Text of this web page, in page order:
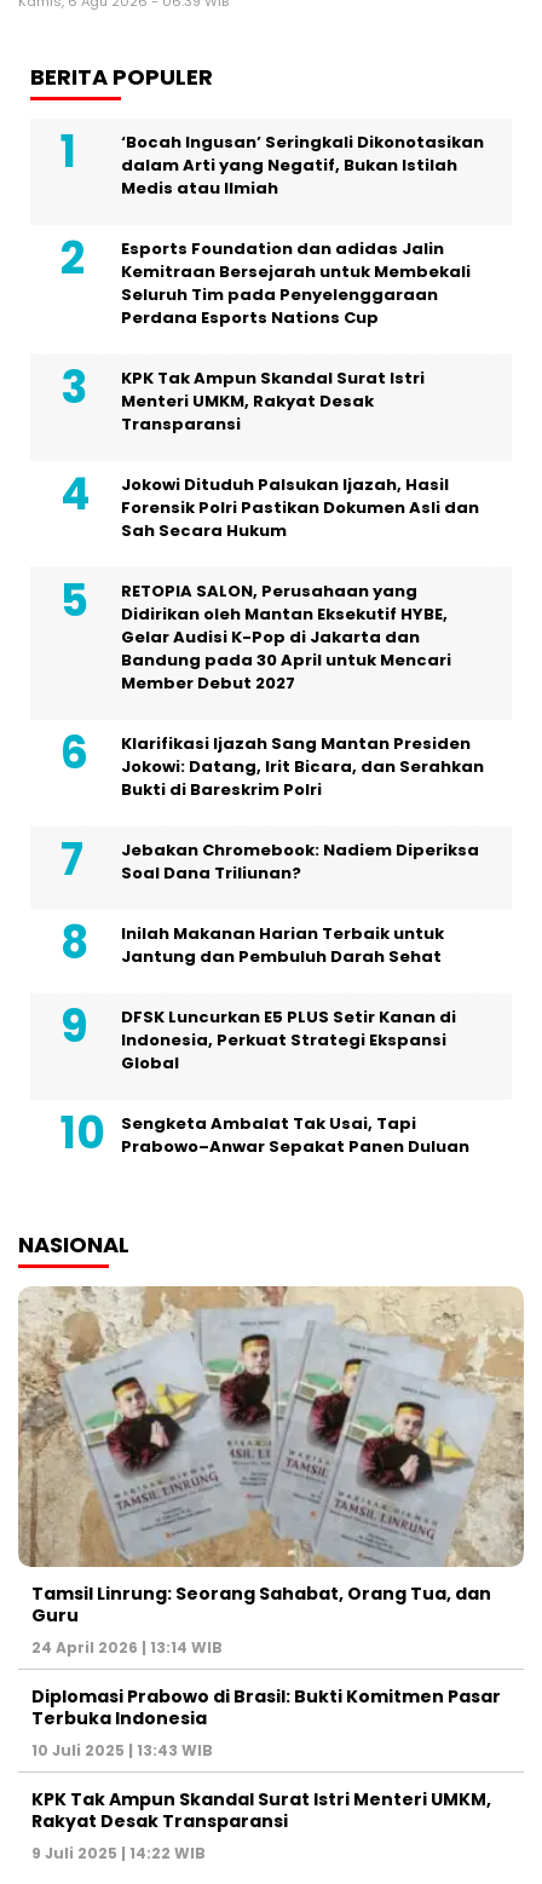
BERITA POPULER
‘Bocah Ingusan’ Seringkali Dikonotasikan
dalam Arti yang Negatif, Bukan Istilah
Medis atau Ilmiah
Esports Foundation dan adidas Jalin
Kemitraan Bersejarah untuk Membekali
Seluruh Tim pada Penyelenggaraan
Perdana Esports Nations Cup
KPK Tak Ampun Skandal Surat Istri
Menteri UMKM, Rakyat Desak
Transparansi
Jokowi Dituduh Palsukan Ijazah, Hasil
Forensik Polri Pastikan Dokumen Asli dan
Sah Secara Hukum
RETOPIA SALON, Perusahaan yang
Didirikan oleh Mantan Eksekutif HYBE,
Gelar Audisi K-Pop di Jakarta dan
Bandung pada 30 April untuk Mencari
Member Debut 2027
Klarifikasi Ijazah Sang Mantan Presiden
Jokowi: Datang, Irit Bicara, dan Serahkan
Bukti di Bareskrim Polri
Jebakan Chromebook: Nadiem Diperiksa
Soal Dana Triliunan?
Inilah Makanan Harian Terbaik untuk
Jantung dan Pembuluh Darah Sehat
DFSK Luncurkan E5 PLUS Setir Kanan di
Indonesia, Perkuat Strategi Ekspansi
Global
Sengketa Ambalat Tak Usai, Tapi
Prabowo–Anwar Sepakat Panen Duluan
NASIONAL
Tamsil Linrung: Seorang Sahabat, Orang Tua, dan
Guru
24 April 2026 | 13:14 WIB
Diplomasi Prabowo di Brasil: Bukti Komitmen Pasar
Terbuka Indonesia
10 Juli 2025 | 13:43 WIB
KPK Tak Ampun Skandal Surat Istri Menteri UMKM,
Rakyat Desak Transparansi
9 Juli 2025 | 14:22 WIB